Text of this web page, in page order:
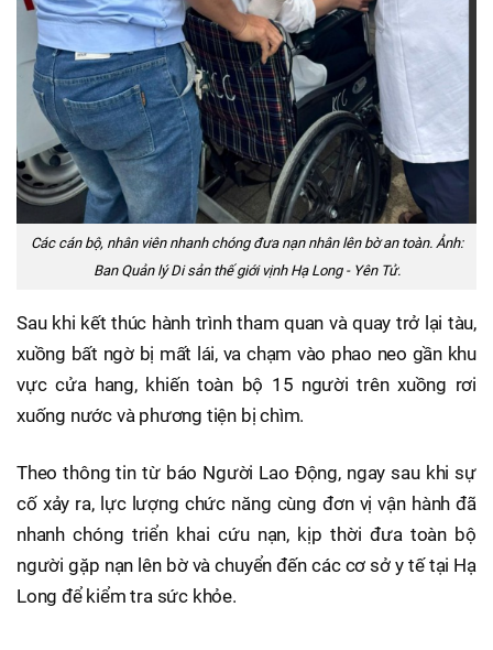
Các cán bộ, nhân viên nhanh chóng đưa nạn nhân lên bờ an toàn. Ảnh:
Ban Quản lý Di sản thế giới vịnh Hạ Long - Yên Tử.
Sau khi kết thúc hành trình tham quan và quay trở lại tàu,
xuồng bất ngờ bị mất lái, va chạm vào phao neo gần khu
vực cửa hang, khiến toàn bộ 15 người trên xuồng rơi
xuống nước và phương tiện bị chìm.
Theo thông tin từ báo Người Lao Động, ngay sau khi sự
cố xảy ra, lực lượng chức năng cùng đơn vị vận hành đã
nhanh chóng triển khai cứu nạn, kịp thời đưa toàn bộ
người gặp nạn lên bờ và chuyển đến các cơ sở y tế tại Hạ
Long để kiểm tra sức khỏe.